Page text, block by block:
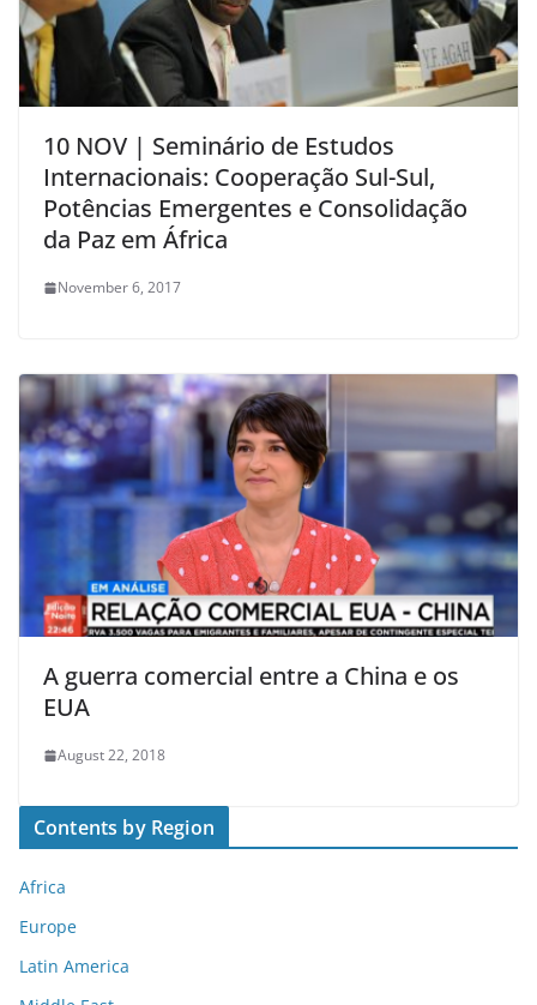
10 NOV | Seminário de Estudos
Internacionais: Cooperação Sul-Sul,
Potências Emergentes e Consolidação
da Paz em África
November 6, 2017
A guerra comercial entre a China e os
EUA
August 22, 2018
Contents by Region
Africa
Europe
Latin America